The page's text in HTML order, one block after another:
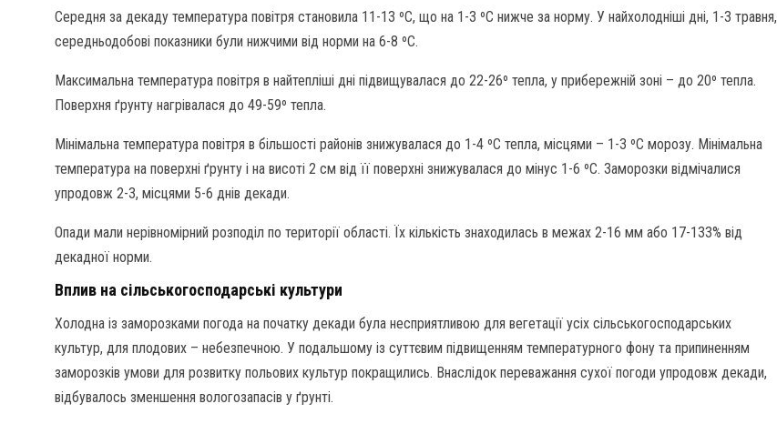
Середня за декаду температура повітря становила 11-13 ºС, що на 1-3 ºС нижче за норму. У найхолодніші дні, 1-3 травня,
середньодобові показники були нижчими від норми на 6-8 ºС.
Максимальна температура повітря в найтепліші дні підвищувалася до 22-26º тепла, у прибережній зоні – до 20º тепла.
Поверхня ґрунту нагрівалася до 49-59º тепла.
Мінімальна температура повітря в більшості районів знижувалася до 1-4 ºС тепла, місцями – 1-3 ºС морозу. Мінімальна
температура на поверхні ґрунту і на висоті 2 см від її поверхні знижувалася до мінус 1-6 ºС. Заморозки відмічалися
упродовж 2-3, місцями 5-6 днів декади.
Опади мали нерівномірний розподіл по території області. Їх кількість знаходилась в межах 2-16 мм або 17-133% від
декадної норми.
Вплив на сільськогосподарські культури
Холодна із заморозками погода на початку декади була несприятливою для вегетації усіх сільськогосподарських
культур, для плодових – небезпечною. У подальшому із суттєвим підвищенням температурного фону та припиненням
заморозків умови для розвитку польових культур покращились. Внаслідок переважання сухої погоди упродовж декади,
відбувалось зменшення вологозапасів у ґрунті.